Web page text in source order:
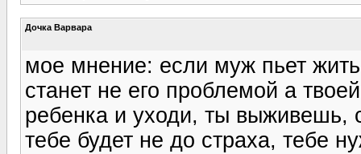
Дочка Варвара
мое мнение: если муж пьет
станет не его проблемой а
ребенка и уходи, ты выживешь,
тебе будет не до страха, тебе